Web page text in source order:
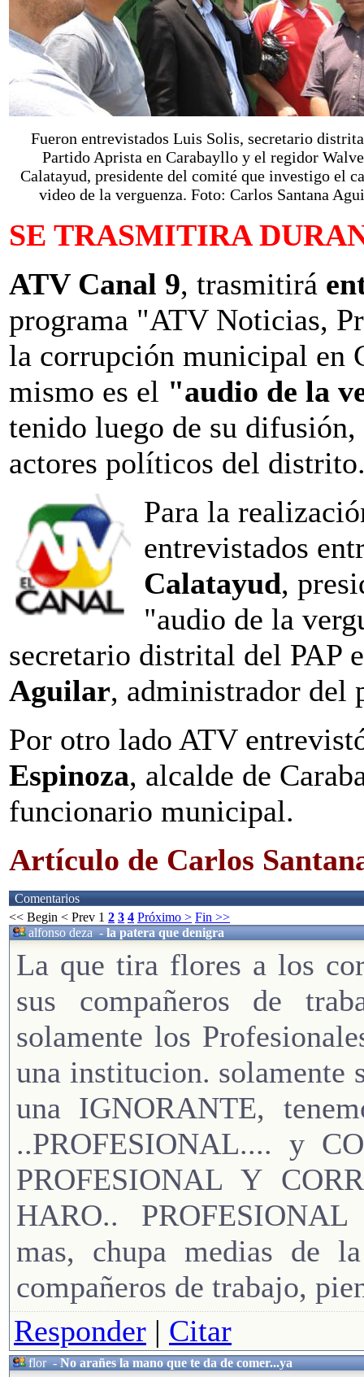
Fueron entrevistados Luis Solis, secretario
Partido Aprista en Carabayllo y el regidor
Calatayud, presidente del comité que investigo el
video de la verguenza. Foto: Carlos Santana
SE TRASMITIRA
ATV Canal 9, trasmitirá
programa "ATV Noticias,
la corrupción municipal en
mismo es el "audio de la
tenido luego de su
actores políticos del
Para la
entrevistados
Calatayud,
"audio de la
secretario distrital del PAP
Aguilar, administrador del
Por otro lado ATV
Espinoza, alcalde de
funcionario municipal.
Artículo de Carlos
Comentarios
<< Begin < Prev 1 2 3 4 Próximo > Fin >>
alfonso deza-la patera que denigra
La que tira flores a los
sus compañeros de
solamente los
una institucion. solamente
una IGNORANTE,
..PROFESIONAL.... y
PROFESIONAL Y
HARO..
mas, chupa medias de
compañeros de trabajo,
Responder | Citar
flor-No arañes la mano que te da de comer...ya